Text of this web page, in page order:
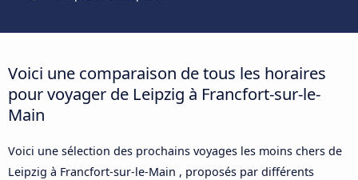
Voici une comparaison de tous les horaires
pour voyager de Leipzig à Francfort-sur-le-
Main
Voici une sélection des prochains voyages les moins chers de
Leipzig à Francfort-sur-le-Main , proposés par différents